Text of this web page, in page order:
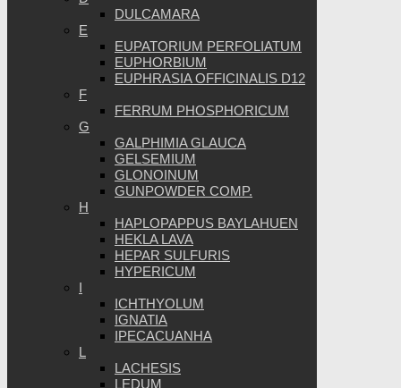
DULCAMARA
E
EUPATORIUM PERFOLIATUM
EUPHORBIUM
EUPHRASIA OFFICINALIS D12
F
FERRUM PHOSPHORICUM
G
GALPHIMIA GLAUCA
GELSEMIUM
GLONOINUM
GUNPOWDER COMP.
H
HAPLOPAPPUS BAYLAHUEN
HEKLA LAVA
HEPAR SULFURIS
HYPERICUM
I
ICHTHYOLUM
IGNATIA
IPECACUANHA
L
LACHESIS
LEDUM